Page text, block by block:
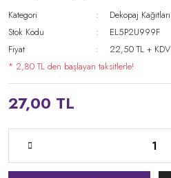
Kategori
Dekopaj Kağıtları
Stok Kodu
EL5P2U999F
Fiyat
22,50 TL + KDV
* 2,80 TL den başlayan taksitlerle!
27,00 TL